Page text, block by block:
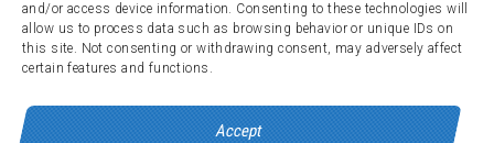
and/or access device information. Consenting to these technologies will
allow us to process data such as browsing behavior or unique IDs on
this site. Not consenting or withdrawing consent, may adversely affect
certain features and functions.
Accept
Mentions légales
Contact
crédits